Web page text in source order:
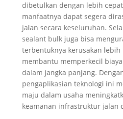
dibetulkan dengan lebih
manfaatnya dapat segera
jalan secara keseluruhan.
sealant bulk juga bisa
terbentuknya kerusakan
membantu memperkecil
dalam jangka panjang.
pengaplikasian teknologi ini
maju dalam usaha
keamanan infrastruktur jalan